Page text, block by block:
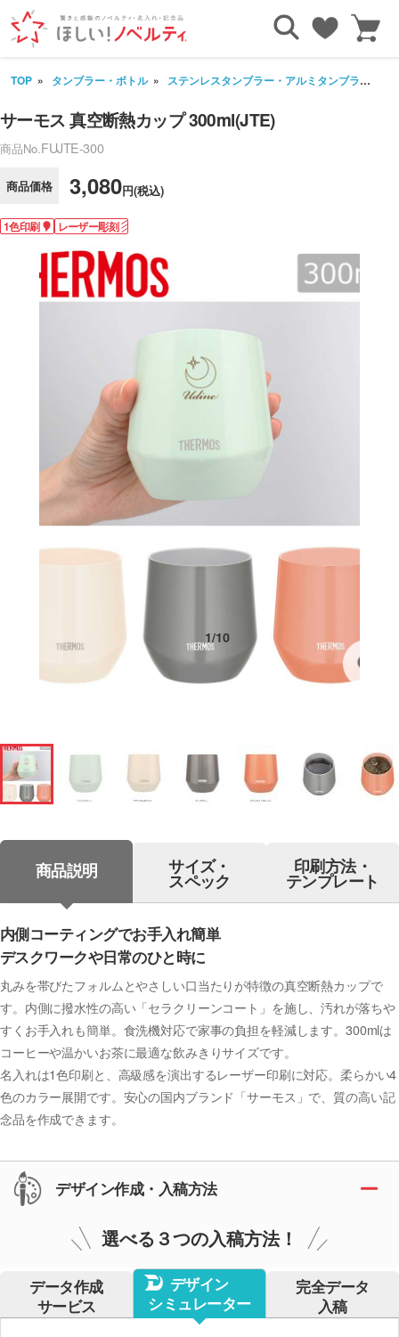
TOP タンブラー・ボトル ステンレスタンブラー・アルミタンブラー
サーモス 真空断熱カップ 300ml(JTE)
商品No.FUJTE-300
商品価格 3,080円(税込)
1色印刷 レーザー彫刻
1/10
商品説明 サイズ・
スペック
印刷方法・
テンプレート
内側コーティングでお手入れ簡単
デスクワークや日常のひと時に
丸みを帯びたフォルムとやさしい口当たりが特徴の真空断熱カップで
す。内側に撥水性の高い「セラクリーンコート」を施し、汚れが落ちや
すくお手入れも簡単。食洗機対応で家事の負担を軽減します。300mlは
コーヒーや温かいお茶に最適な飲みきりサイズです。
名入れは1色印刷と、高級感を演出するレーザー印刷に対応。柔らかい4
色のカラー展開です。安心の国内ブランド「サーモス」で、質の高い記
念品を作成できます。
デザイン作成・入稿方法
選べる３つの入稿方法！
データ作成
サービス
デザイン
シミュレーター
完全データ
入稿